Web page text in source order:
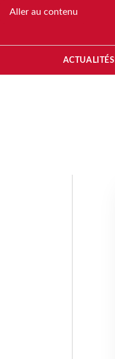
Aller au contenu
ACTUALITÉS